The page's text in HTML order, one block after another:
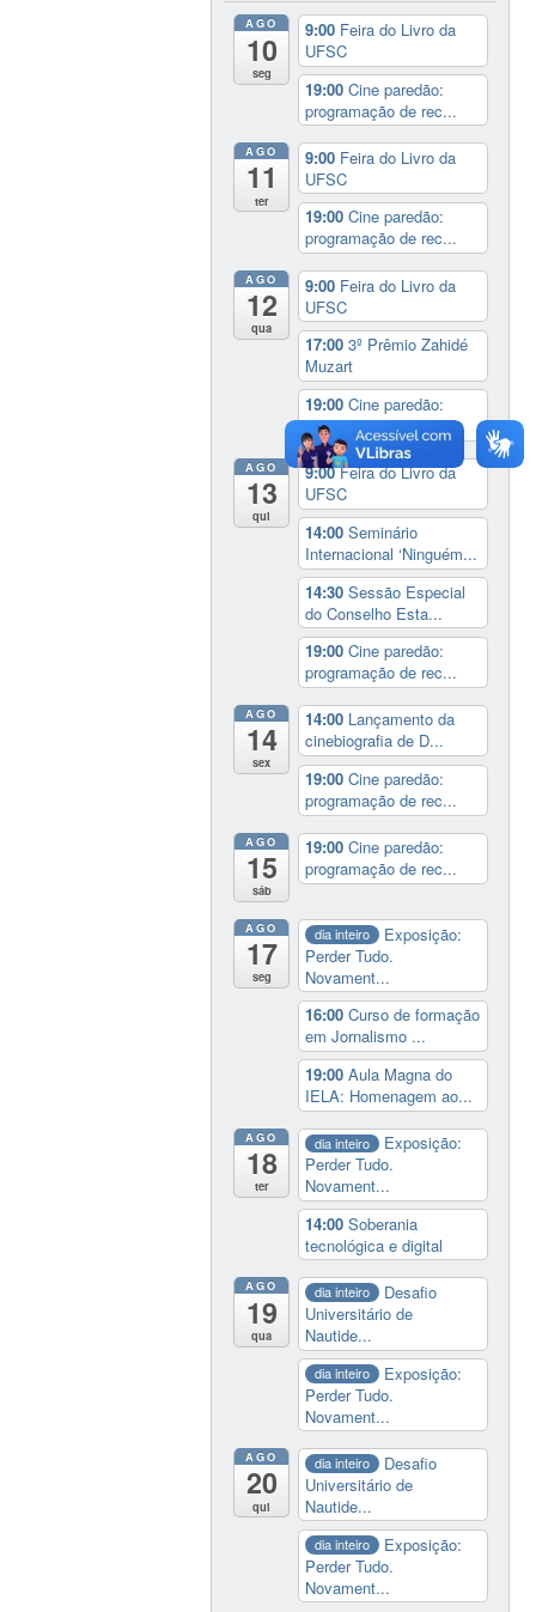
AGO
10
seg
9:00 Feira do Livro da
UFSC
19:00Cine paredão:
programação de rec...
AGO
11
ter
9:00 Feira do Livro da
UFSC
19:00Cine paredão:
programação de rec...
AGO
12
qua
9:00 Feira do Livro da
UFSC
17:003º Prêmio Zahidé
Muzart
19:00Cine paredão:
programação de rec...
AGO
13
qui
9:00Feira do Livro da
UFSC
14:00Seminário
Internacional ‘Ninguém...
14:30Sessão Especial
do Conselho Esta...
19:00Cine paredão:
programação de rec...
AGO
14
sex
14:00 Lançamento da
cinebiografia de D...
19:00Cine paredão:
programação de rec...
AGO
15
sáb
19:00Cine paredão:
programação de rec...
AGO
17
seg
dia inteiro
Exposição:
Perder Tudo.
Novament...
16:00Curso de formação
em Jornalismo ...
19:00Aula Magna do
IELA: Homenagem ao...
AGO
18
ter
dia inteiro
Exposição:
Perder Tudo.
Novament...
14:00Soberania
tecnológica e digital
AGO
19
qua
dia inteiro
Desafio
Universitário de
Nautide...
dia inteiro
Exposição:
Perder Tudo.
Novament...
AGO
20
qui
dia inteiro
Desafio
Universitário de
Nautide...
dia inteiro
Exposição:
Perder Tudo.
Novament...